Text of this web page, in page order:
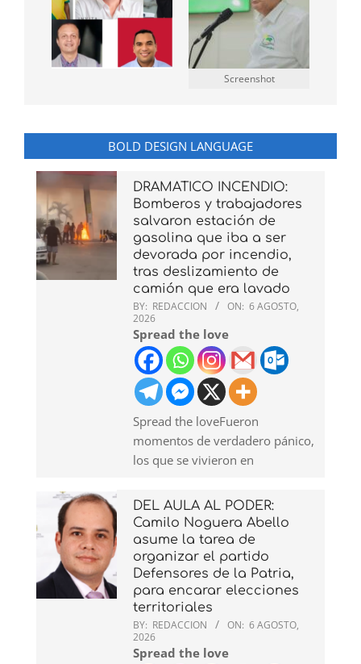
Screenshot
BOLD DESIGN LANGUAGE
DRAMATICO INCENDIO:
Bomberos y trabajadores
salvaron estación de
gasolina que iba a ser
devorada por incendio,
tras deslizamiento de
camión que era lavado
BY: REDACCION ON: 6 AGOSTO,
2026
Spread the love
Spread the loveFueron
momentos de verdadero pánico,
los que se vivieron en
DEL AULA AL PODER:
Camilo Noguera Abello
asume la tarea de
organizar el partido
Defensores de la Patria,
para encarar elecciones
territoriales
BY: REDACCION ON: 6 AGOSTO,
2026
Spread the love